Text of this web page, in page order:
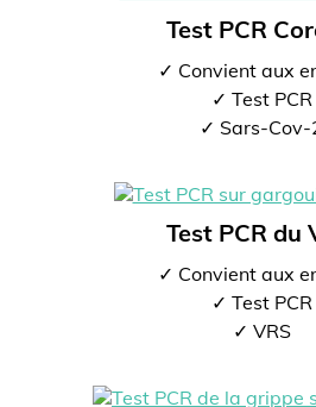
Test PCR
✓ Convient aux
✓ Test PCR
✓ Sars-Cov-
Test PCR du
✓ Convient aux
✓ Test PCR
✓ VRS